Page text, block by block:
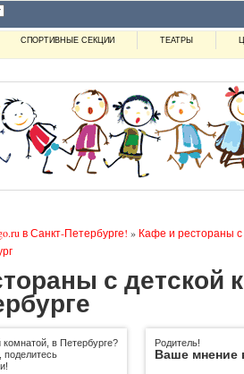
СПОРТИВНЫЕ СЕКЦИИ ТЕАТРЫ
в Санкт-Петербурге! » Кафе и рестораны с
с детской
комнатой, в Петербурге?
поделитесь
Родитель!
Ваше мнение